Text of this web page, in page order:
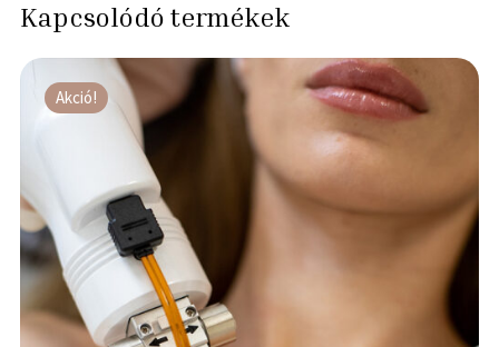
Kapcsolódó termékek
Akció!